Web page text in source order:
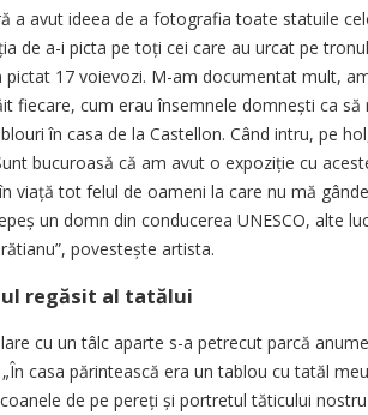
a avut ideea de a fotografia toate statuile
de a-i picta pe toți cei care au urcat pe
pictat 17 voievozi. M-am documentat mult,
fiecare, cum erau însemnele domnești ca
în casa de la Castellon. Când intru, pe
bucuroasă că am avut o expoziție cu
viață tot felul de oameni la care nu mă
un domn din conducerea UNESCO, alte
povestește artista.
regăsit al tatălui
cu un tâlc aparte s-a petrecut parcă
casa părintească era un tablou cu tatăl
de pe pereți și portretul tăticului